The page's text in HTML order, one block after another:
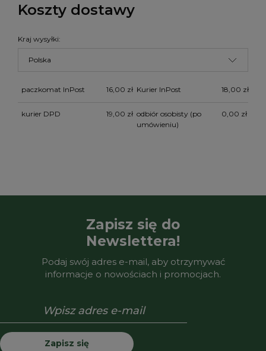
Koszty dostawy
Kraj wysyłki:
paczkomat InPost 16,00 zł Kurier InPost 18,00 zł
kurier DPD 19,00 zł odbiór osobisty (po
umówieniu)
0,00 zł
Zapisz się do
Newslettera!
Podaj swój adres e-mail, aby otrzymywać
informacje o nowościach i promocjach.
Zapisz się